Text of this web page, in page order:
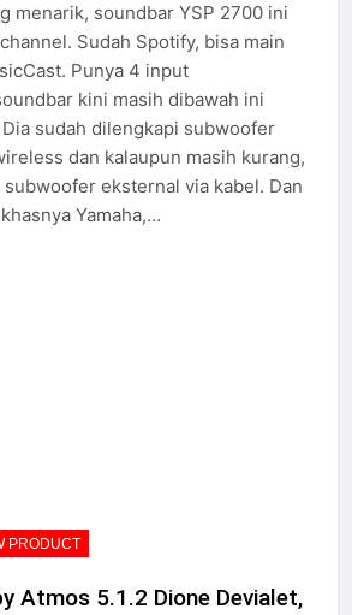
menarik, soundbar YSP 2700 ini
Sudah Spotify, bisa main
Punya 4 input
kini masih dibawah ini
sudah dilengkapi subwoofer
dan kalaupun masih kurang,
subwoofer eksternal via kabel. Dan
Yamaha,…
PRODUCT
Atmos 5.1.2 Dione Devialet,